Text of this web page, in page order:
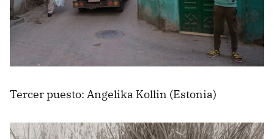
Tercer puesto: Angelika Kollin (Estonia)